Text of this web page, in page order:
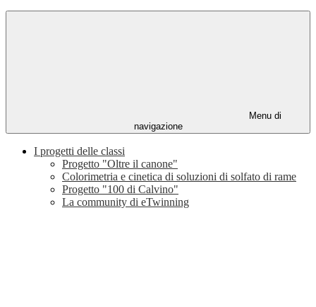
Menu di
navigazione
I progetti delle classi
Progetto "Oltre il canone"
Colorimetria e cinetica di soluzioni di solfato di rame
Progetto "100 di Calvino"
La community di eTwinning